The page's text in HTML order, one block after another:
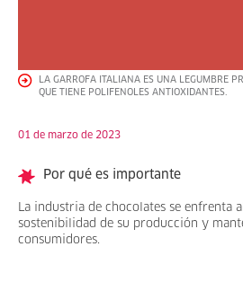
LA GARROFA ITALIANA ES UNA LEGUMBRE
QUE TIENE POLIFENOLES ANTIOXIDANTES.
01 de marzo de 2023
Por qué es importante
La industria de chocolates se enfrenta
sostenibilidad de su producción y
consumidores.